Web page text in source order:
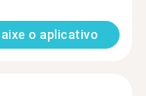
o aplicativo